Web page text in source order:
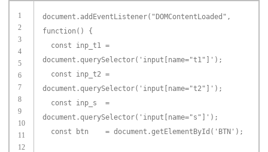
1
2
3
4
5
6
7
8
9
10
11
12
document.addEventListener( "DOMContentLoaded" ,
function () {
const inp_t1 =
document.querySelector( 'input[name="t1"]' );
const inp_t2 =
document.querySelector( 'input[name="t2"]' );
const inp_s =
document.querySelector( 'input[name="s"]' );
const btn = document.getElementById( 'BTN' );